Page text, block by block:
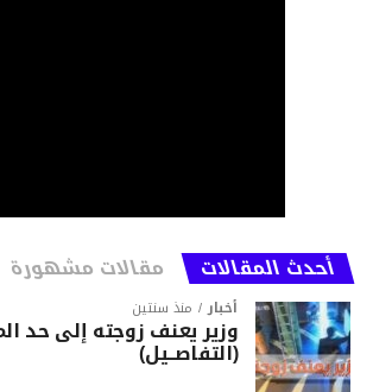
أحدث المقالات مقالات مشهورة
أخبار منذ سنتين
وزير يعنف زوجته إلى حد
(التفاصــيل)